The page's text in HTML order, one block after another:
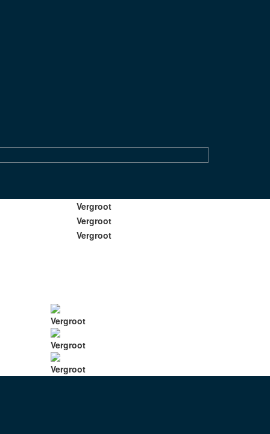
Vergroot
Vergroot
Vergroot
Vergroot
Vergroot
Vergroot